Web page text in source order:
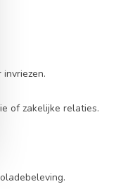
of zakelijke relaties.